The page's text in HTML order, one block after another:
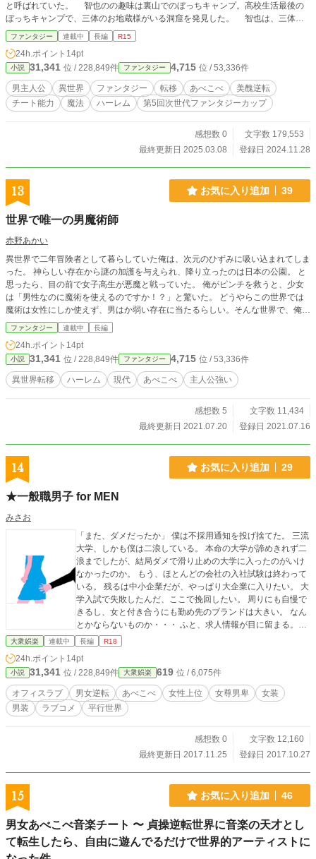
と呼ばれていた。 智也のの趣味は裏山でのぼっちキャンプ。高校生活最後の
ぼっちキャンプで、三体のお地蔵様がいる洞窟を発見した。 智也は、三体の
お地蔵様から「不遇な扱いを受けて苦しんでいる者達を救って欲しい」という願
いと共に、「言語能力」「鑑定」そして「能力100万倍」という驚異的なExスキ
ルを授かった。 お地蔵様の助言に従い異世界へと旅立った智也は、そこで異
様な環境を目の当たりにする。この世界は地球とはあべこべであった。美意識は
地球とは正反対。しかも男性は女性よりも背が低く、痩せて弱々しかった。更に
性に対しても消極的。それに比べ女性は勇ましく、体格も男性よりも大きく性欲
も旺盛であった。 地球では不細工でモテなかった智也は、異世界では超絶美
迫害を受け、劣悪な環境下で奴隷として働かされている光景を目の当たりにす
く。 しかしこのスキルには「性欲が100万倍」に上がってしまうという副作用
も隠されていた。 この物語は、お地蔵様から授かった能力を駆使し、あべこ
べな世界で妨げられている者達を救いだし、様々な奴隷と愛を育みながら、巨大
奴隷国家を築く壮大な物語である。 この物語はフィクションであり、実在の
人物、団体、企業、地名などとは一切関係ありません。また、物語の中で描かれ
る行為や状況は、著者の想像によるもので、実際の法律、倫理、社会常識とは異
なる場合があります。読者の皆様には、これらをご理解の上、物語としてお楽し
みいただけますと幸いです。
ファンタジー 連載中 長編 R15
24h.ポイント 14pt
小説 31,341 位 / 228,849件 ファンタジー 4,715 位 / 53,336件
男主人公 異世界 ファンタジー 転移 あべこべ
美醜逆転
チート能力
魔法 ハーレム 第5回次世代ファンタジーカップ
感想数 0
文字数 179,553
最終更新日 2025.03.08
登録日 2024.11.28
13 お気に入り追加 39
世界で唯一の男魔術師
赤野あかい
異世界で二年冒険者として暮らしていた俺は、次元のひずみに吸い込まれてしま
った。 神らしい存在から謎の加護を与えられ、降り立ったのは日本の公園。 と
思ったら、目の前で女子高生が悪魔と戦っていた。 俺がピンチを救うと、少女
は「男性なのに魔術を使えるのですか！？」と驚いた。 どうやらこの世界では
魔術は女性にしか使えず、男はか弱い存在に当たるらしい。そんな世界で、俺は
唯一の男性魔術師として女だらけの魔術機関に入り、注目される事になる。 個
性的な女性たちに囲まれながら、俺は魔術師として活躍していく。
ファンタジー 連載中 長編
24h.ポイント 14pt
小説 31,341 位 / 228,849件 ファンタジー 4,715 位 / 53,336件
異世界転移 ハーレム 現代 あべこべ 主人公強い
感想数 5
文字数 11,434
最終更新日 2021.07.20
登録日 2021.07.16
14 お気に入り追加 29
★一般職男子 for MEN
みさお
「また、ダメだったか」 僕は不採用通知を投げ捨てた。 三流
大学、しかも僕は二浪している。 本命の大学が諦めきれず二
浪までしたが、結局ダメで滑り止めの大学に入ったのがいけ
なかったのか。 もう、ほとんどの会社の入社試験は終わって
いる。 残るは中小企業だが、やっぱり大企業に入りたい。 大
学入試で失敗したんだ、ここで挽回したい。 周りにも自慢で
きるし、女と付き合うにも勤め先のブランドは大きい。 なん
とかならないものか・・・ ふと、求人情報が目に留まる。
『三つ葉商事 一般職急募 男女問わず ※総合職への転換
大衆娯楽 連載中 長編 R18
24h.ポイント 14pt
小説 31,341 位 / 228,849件 大衆娯楽 619 位 / 6,075件
オフィスラブ 男女逆転 あべこべ 女性上位 女尊男卑
女装
男装
ラブコメ 平行世界
感想数 0
文字数 12,160
最終更新日 2017.11.25
登録日 2017.10.27
15 お気に入り追加 46
男女あべこべ音楽チート 〜 貞操逆転世界に音楽の天才とし
て転生したら、自由に遊んでるだけで世界的アーティストに